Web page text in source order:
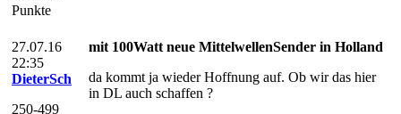
Punkte
27.07.16
22:35
DieterSch
250-499
mit 100Watt neue MittelwellenSender in Holland
da kommt ja wieder Hoffnung auf. Ob wir das hier
in DL auch schaffen ?